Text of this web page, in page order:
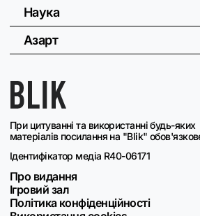
При цитуванні та використанні будь-яких
матеріалів посилання на "Blik"
Ідентифікатор медіа R40-06171
Про видання
Ігровий зал
Політика конфіденційності
Наука
Азарт